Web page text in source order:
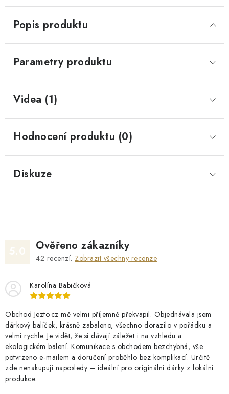
Popis produktu
Parametry produktu
Videa (1)
Hodnocení produktu (0)
Diskuze
Ověřeno zákazníky
42 recenzí. Zobrazit všechny recenze
Karolína Babičková
Obchod Jezto.cz mě velmi příjemně překvapil. Objednávala jsem
dárkový balíček, krásně zabaleno, všechno dorazilo v pořádku a
velmi rychle. Je vidět, že si dávají záležet i na vzhledu a
ekologickém balení. Komunikace s obchodem bezchybná, vše
potvrzeno e‑mailem a doručení proběhlo bez komplikací. Určitě
zde nenakupuji naposledy – ideální pro originální dárky z lokální
produkce.